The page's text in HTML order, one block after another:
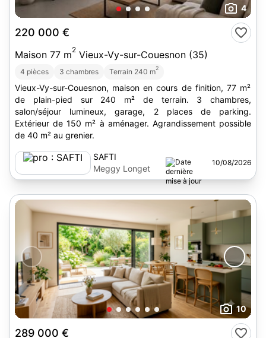
4
220 000 €
Maison 77 m2 Vieux-Vy-sur-Couesnon (35)
4 pièces 3 chambres Terrain 240 m2
Vieux-Vy-sur-Couesnon, maison en cours de finition, 77 m²
de plain-pied sur 240 m² de terrain. 3 chambres,
salon/séjour lumineux, garage, 2 places de parking.
Extérieur de 150 m² à aménager. Agrandissement possible
de 40 m² au grenier.
SAFTI
Meggy Longet
10/08/2026
10
289 000 €